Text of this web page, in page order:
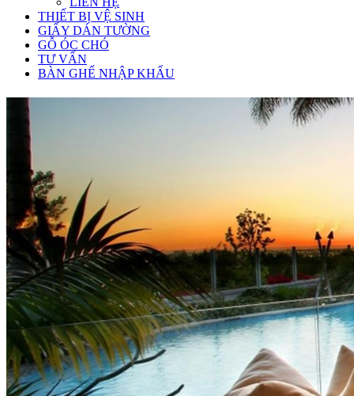
THIẾT BỊ VỆ SINH
GIẤY DÁN TƯỜNG
GỖ ÓC CHÓ
TƯ VẤN
BÀN GHẾ NHẬP KHẨU